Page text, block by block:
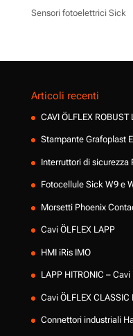
Sensori fotoelettrici Sick
Articoli recenti
CAVI ÖLFLEX ROBUST
Stampante Grafoplast
Interruttori di sicurezza
Fotocellule Sick W9 e
Morsetti Phoenix
Cavi ÖLFLEX LAPP
HMI iRis IMO
LAPP HITRONIC –
Cavi ÖLFLEX CLASSIC
Connettori industriali